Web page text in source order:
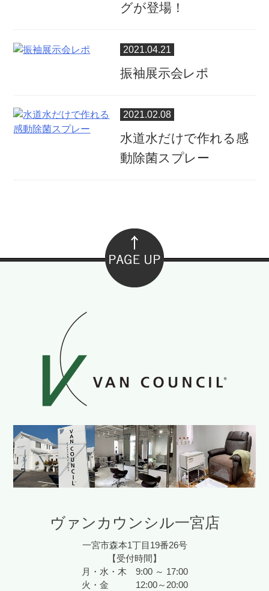
グが登場！
2021.04.21
振袖展示会レポ
2021.02.08
水道水だけで作れる感
動除菌スプレー
ヴァンカウンシル一宮店
一宮市森本1丁目19番26号
【受付時間】
月・水・木 9:00 ～ 17:00
火・金 12:00～20:00